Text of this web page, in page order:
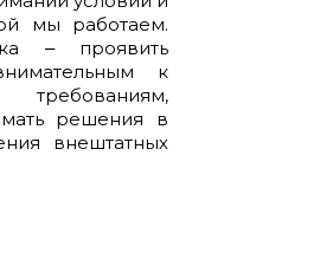
мы работаем.
‒ проявить
к
решения в
внештатных